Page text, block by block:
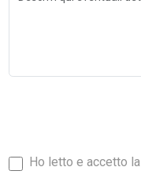
Ho letto e accetto la